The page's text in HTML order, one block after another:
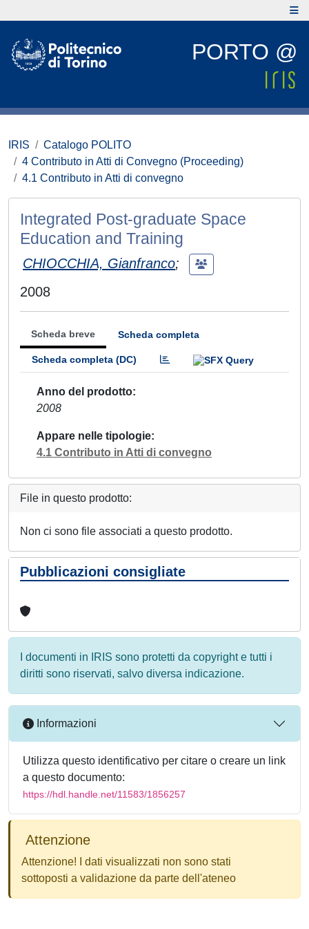
PORTO @
IRIS
Catalogo POLITO
4 Contributo in Atti di Convegno (Proceeding)
4.1 Contributo in Atti di convegno
Integrated Post-graduate Space
Education and Training
CHIOCCHIA, Gianfranco;
2008
Scheda breve Scheda completa
Scheda completa (DC)
Anno del prodotto
2008
Appare nelle tipologie
4.1 Contributo in Atti di convegno
File in questo prodotto:
Non ci sono file associati a questo prodotto.
Pubblicazioni consigliate
I documenti in IRIS sono protetti da copyright e tutti i
diritti sono riservati, salvo diversa indicazione.
Informazioni
Utilizza questo identificativo per citare o creare un link
a questo documento:
https://hdl.handle.net/11583/1856257
Attenzione
Attenzione! I dati visualizzati non sono stati
sottoposti a validazione da parte dell'ateneo